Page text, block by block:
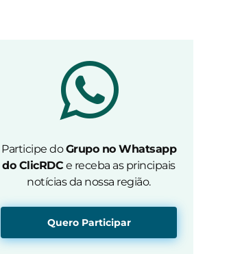
Participe doGrupo no Whatsapp
do ClicRDC e receba as principais
notícias da nossa região.
Quero Participar